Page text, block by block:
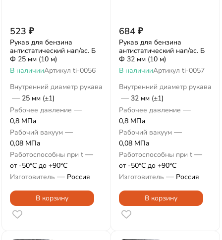
523 ₽
Рукав для бензина
антистатический нап/вс. Б
Ф 25 мм (10 м)
В наличииАртикул ti-0056
Внутренний диаметр рукава
— 25 мм (±1)
Рабочее давление —
0,8 МПа
Рабочий вакуум —
0,08 МПа
Работоспособны при t —
от -50°С до +90°С
Изготовитель — Россия
В корзину
684 ₽
Рукав для бензина
антистатический нап/вс. Б
Ф 32 мм (10 м)
В наличииАртикул ti-0057
Внутренний диаметр рукава
— 32 мм (±1)
Рабочее давление —
0,8 МПа
Рабочий вакуум —
0,08 МПа
Работоспособны при t —
от -50°С до +90°С
Изготовитель — Россия
В корзину